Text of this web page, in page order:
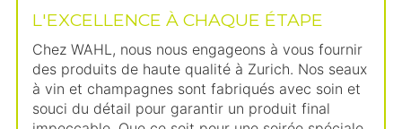
L'EXCELLENCE À CHAQUE ÉTAPE
Chez WAHL, nous nous engageons à vous fournir
des produits de haute qualité à Zurich. Nos seaux
à vin et champagnes sont fabriqués avec soin et
souci du détail pour garantir un produit final